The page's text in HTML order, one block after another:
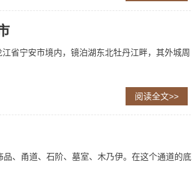
省宁安市境内，镜泊湖东北牡丹江畔，其外城周
阅读全文>>
、甬道、石阶、墓室、木乃伊。在这个通道的底